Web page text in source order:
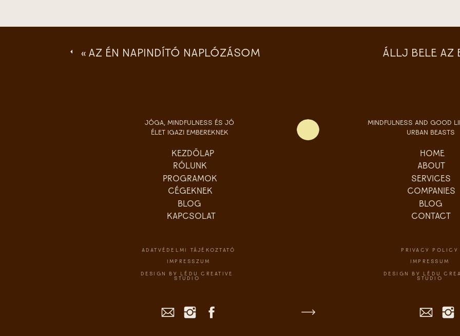
« AZ ÉN NAPINDÍTÓ NAPLÓZÁSOM ÁLLJ BELE AZ
DESIGN BY LÉDU CREATIVE
STUDIO
JÓGA, MINDFULNESS ÉS JÓ
ÉLET IGAZI EMBEREKNEK
KEZDŐLAP
RÓLUNK
PROGRAMOK
CÉGEKNEK
KAPCSOLAT
BLOG
ADATVÉDELMI TÁJÉKOZTATÓ
IMPRESSZUM
DESIGN BY LÉDU
STUDIO
MINDFULNESS AND GOOD
URBAN BEASTS
HOME
ABOUT
SERVICES
COMPANIES
CONTACT
BLOG
PRIVACY POLICY
IMPRESSUM